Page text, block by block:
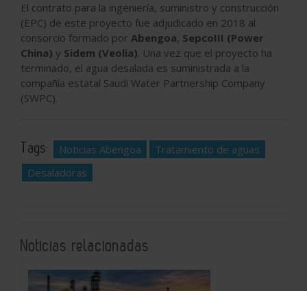
El contrato para la ingeniería, suministro y construcción
(EPC) de este proyecto fue adjudicado en 2018 al
consorcio formado por Abengoa, SepcoIII (Power
China) y Sidem (Veolia). Una vez que el proyecto ha
terminado, el agua desalada es suministrada a la
compañía estatal Saudi Water Partnership Company
(SWPC).
Tags: Noticias Abengoa
Tratamiento de aguas
Desaladoras
Noticias relacionadas